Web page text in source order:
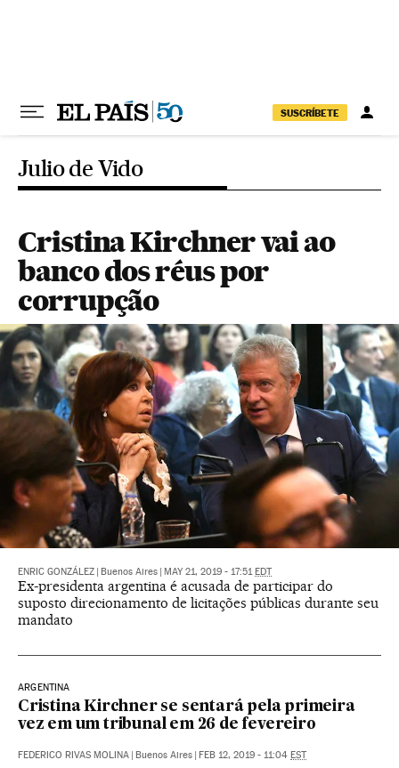
SUSCRÍBETE
Julio de Vido
Cristina Kirchner vai ao
banco dos réus por
corrupção
ENRIC GONZÁLEZ Buenos Aires MAY 21, 2019 - 17:51 EDT
Ex-presidenta argentina é acusada de participar do
suposto direcionamento de licitações públicas durante seu
mandato
ARGENTINA
Cristina Kirchner se sentará pela primeira
vez em um tribunal em 26 de fevereiro
FEDERICO RIVAS MOLINA Buenos Aires FEB 12, 2019 - 11:04 EST